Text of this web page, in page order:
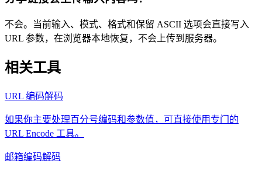
不会。当前输入、模式、格式和保留 ASCII 选项会直接写入
URL 参数，在浏览器本地恢复，不会上传到服务器。
相关工具
URL 编码解码
如果你主要处理百分号编码和参数值，可直接使用专门的
URL Encode 工具。
邮箱编码解码